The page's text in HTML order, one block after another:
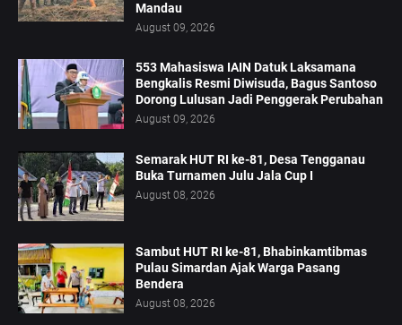
Mandau
August 09, 2026
553 Mahasiswa IAIN Datuk Laksamana
Bengkalis Resmi Diwisuda, Bagus Santoso
Dorong Lulusan Jadi Penggerak Perubahan
August 09, 2026
Semarak HUT RI ke-81, Desa Tengganau
Buka Turnamen Julu Jala Cup I
August 08, 2026
Sambut HUT RI ke-81, Bhabinkamtibmas
Pulau Simardan Ajak Warga Pasang
Bendera
August 08, 2026